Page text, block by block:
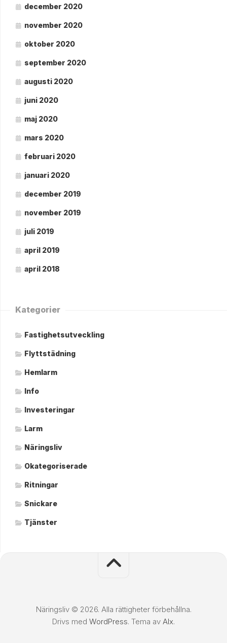
december 2020
november 2020
oktober 2020
september 2020
augusti 2020
juni 2020
maj 2020
mars 2020
februari 2020
januari 2020
december 2019
november 2019
juli 2019
april 2019
april 2018
Kategorier
Fastighetsutveckling
Flyttstädning
Hemlarm
Info
Investeringar
Larm
Näringsliv
Okategoriserade
Ritningar
Snickare
Tjänster
Näringsliv © 2026. Alla rättigheter förbehållna.
Drivs med WordPress. Tema av Alx.